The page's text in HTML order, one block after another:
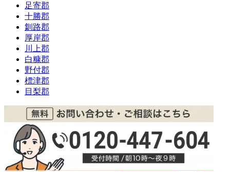
足寄郡
十勝郡
釧路郡
厚岸郡
川上郡
白糠郡
野付郡
標津郡
目梨郡